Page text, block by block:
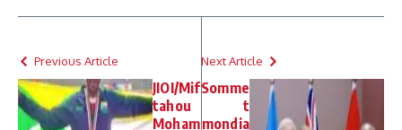
Previous Article
JIOI/Mif
tahou
Moham
Next Article
Somme
t
mondia